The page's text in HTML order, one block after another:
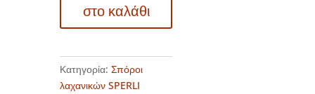
λάχανο
rapa
campestris
στο καλάθι
Κατηγορία: Σπόροι
λαχανικών SPERLI